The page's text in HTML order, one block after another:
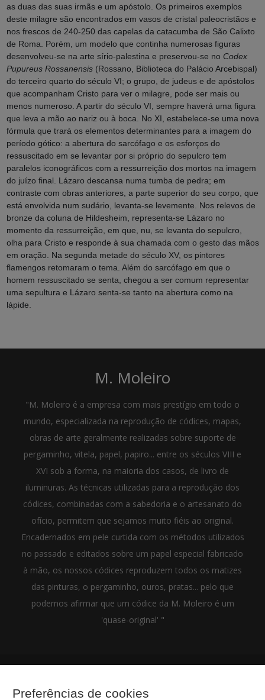
as duas das suas irmãs e um apóstolo. Os primeiros exemplos
deste milagre são encontrados em vasos de cristal paleocristãos e
nos frescos de 240-250 das capelas da catacumba de São Calixto
de Roma. Porém, um modelo que continha numerosas figuras
desenvolveu-se na arte sírio-palestina e preservou-se no Codex
Pupureus Rossanensis(Rossano, Biblioteca do Palácio Arcebispal)
do terceiro quarto do século VI; o grupo, de judeus e de apóstolos
que acompanham Cristo para ver o milagre, pode ser mais ou
menos numeroso. A partir do século VI, sempre haverá uma figura
que leva a mão ao nariz ou à boca. No XI, estabelece-se uma nova
fórmula que trará os elementos determinantes para a imagem do
período gótico: a abertura do sarcófago e os esforços do
ressuscitado em se levantar por si próprio do sepulcro tem
paralelos iconográficos com a ressurreição dos mortos na imagem
do juízo final. Lázaro descansa numa tumba de pedra; em
contraste com obras anteriores, a parte superior do seu corpo, que
está envolvida num sudário, levanta-se levemente. Nos relevos de
bronze da coluna de Hildesheim, representa-se Lázaro no
momento da ressurreição, em que, nu, se levanta do sepulcro,
olha para Cristo e responde à sua chamada com o gesto das mãos
em oração. Na segunda metade do século XV, os pintores
flamengos retomaram o tema. Além do sarcófago em que o
homem ressuscitado se senta, chegou a ser comum representar
uma sepultura e Lázaro senta-se tanto na abertura como na
lápide.
M. Moleiro
"M. Moleiro é a empresa com mais prestígio em todo o
mundo, especializada na reprodução de códices, mapas,
obras de arte geralmente realizadas sobre suporte de
pergaminho, vitela, papel, papiro... entre os séculos VIII e
XVI sob a forma, na maioria dos casos, de livro de
iluminuras. As técnicas utilizadas para a reprodução dos
códices, combinadas com a sabedoria e o artesanato do
ofício, permitem que sejamos muito fiéis ao original.
Encadernados em pele curtida com os métodos utilizados
no passado e editados sobre um papel especial fabricado
à mão, os nossos códices reproduzem todos os matizes
das pinturas, o pergaminho, ouros, pratas... pelo que
podemos afirmar que um códice da M. Moleiro é um
'quase-original' "
(+34) 932 402 091
Preferências de cookies